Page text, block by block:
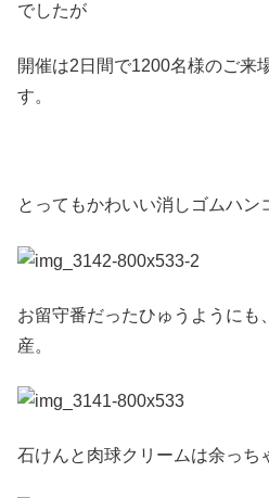
でしたが
開催は2日間で1200名様のご来
す。
とってもかわいい消しゴムハン
お留守番だったひゅうようにも
産。
石けんと肉球クリームは余っち